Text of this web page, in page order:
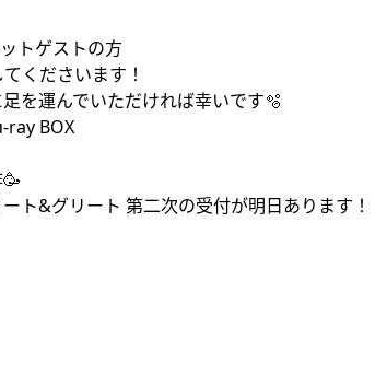
トゲストの方
くださいます！
を運んでいただければ幸いです🫧
ray BOX
&グリート 第二次の受付が明日あります！